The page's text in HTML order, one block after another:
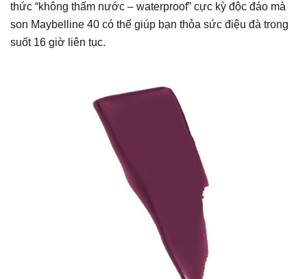
thức “không thấm nước – waterproof” cực kỳ độc đáo mà
son Maybelline 40 có thể giúp bạn thỏa sức điệu đà trong
suốt 16 giờ liên tục.